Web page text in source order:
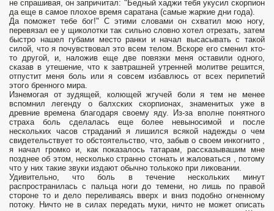
не спрашивая, он запричитал: "Бедный хаджи тебя укусил скорпион
да еще в самое плохое время саратана (самые жаркие дни года).
Да поможет тебе бог!" С этими словами он схватил мою ногу,
перевязал ее у щиколотки так сильно словно хотел отрезать, затем
быстро нашел губами место ранки и начал высасывать с такой
силой, что я почувствовал это всем телом. Вскоре его сменил кто-
то другой, и, наложив еще две повязки меня оставили одного,
сказав в утешение, что к завтрашней утренней молитве решится,
отпустит меня боль или я cовсем избавлюсь от всех перипетий
этого бренного мира.
Изнемогая от зудящей, колющей жгучей боли я тем не менее
вспомнил легенду о балхских скорпионах, знаменитых уже в
древние времена благодаря своему яду. Из-за вполне понятного
страха боль сделалась еще более невыносимой и после
нескольких часов страданий я лишился всякой надежды о чем
свидетельствует то обстоятельство, что, забыв о своем инкогнито ,
я начал громко и, как показалось татарам, paccказывашим мне
позднее об этом, несколько странно стонать и жаловаться , потому
что у них такие звуки издают обычно толькоко при ликовании.
Удивительно, что боль в течение нескольких минут
распространилась с пальца ноги до темени, но лишь по правой
стороне то и дело переливаясь вверх и вниз подобно огненному
потоку. Ничто не в силах передать муки, ничто не может описать